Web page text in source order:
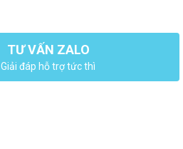
TƯ VẤN ZALO
Giải đáp hỗ trợ tức thì